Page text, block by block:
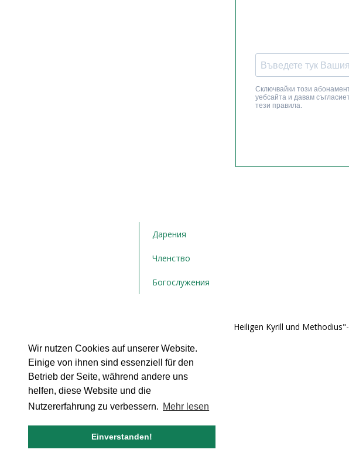
Wir nutzen Cookies auf unserer Website.
Einige von ihnen sind essenziell für den
Betrieb der Seite, während andere uns
helfen, diese Website und die
Nutzererfahrung zu verbessern. Mehr lesen
Einverstanden!
Дарения
Членство
Богослужения
Bulgarische orthodoxe Kirchengemeinde "Die Heiligen Kyrill und Methodius"-
Postfach 71 02 21
22162 Hamburg
Tel.: + ‭49 176 358 143 43‬
© 2007 - 2026 bulgarische-kirche.de